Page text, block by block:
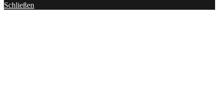
Schließen